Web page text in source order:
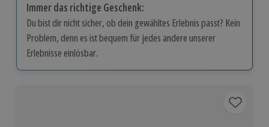
Immer das richtige Geschenk:
Du bist dir nicht sicher, ob dein gewähltes Erlebnis passt? Kein
Problem, denn es ist bequem für jedes andere unserer
Erlebnisse einlösbar.